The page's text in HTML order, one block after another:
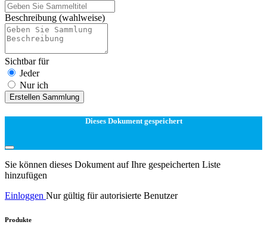
Beschreibung (wahlweise)
Sichtbar für
Jeder
Nur ich
Erstellen Sammlung
Dieses Dokument gespeichert
Sie können dieses Dokument auf Ihre gespeicherten Liste
hinzufügen
Einloggen Nur gültig für autorisierte Benutzer
Produkte